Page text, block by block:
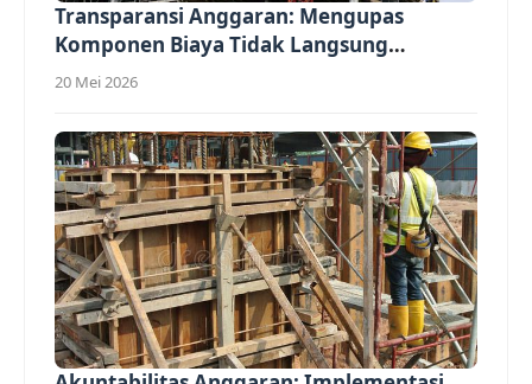
Transparansi Anggaran: Mengupas
Komponen Biaya Tidak Langsung
(Overhead)...
20 Mei 2026